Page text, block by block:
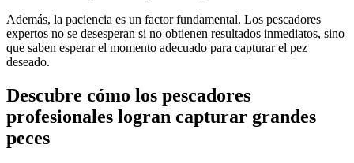
Además, la paciencia es un factor fundamental. Los pescadores
expertos no se desesperan si no obtienen resultados inmediatos, sino
que saben esperar el momento adecuado para capturar el pez
deseado.
Descubre cómo los pescadores
profesionales logran capturar grandes
peces